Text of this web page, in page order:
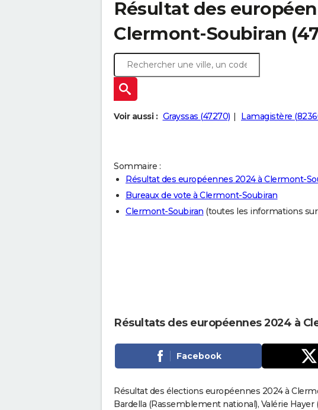
Résultat des
Clermont-Soubiran
Voir aussi : Grayssas (47270) Lamagistère
Sommaire :
Résultat des européennes 2024 à Clermont-
Bureaux de vote à Clermont-Soubiran
Clermont-Soubiran (toutes les informations sur
Résultats des européennes 2024 à
Facebook
Résultat des élections européennes 2024 à
Bardella (Rassemblement national), Valérie